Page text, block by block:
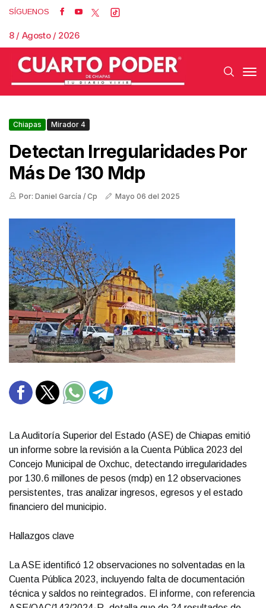
SÍGUENOS
8 / Agosto / 2026
Chiapas Mirador 4
Detectan Irregularidades Por
Más De 130 Mdp
Por: Daniel García / Cp Mayo 06 del 2025
La Auditoría Superior del Estado (ASE) de Chiapas emitió
un informe sobre la revisión a la Cuenta Pública 2023 del
Concejo Municipal de Oxchuc, detectando irregularidades
por 130.6 millones de pesos (mdp) en 12 observaciones
persistentes, tras analizar ingresos, egresos y el estado
financiero del municipio.
Hallazgos clave
La ASE identificó 12 observaciones no solventadas en la
Cuenta Pública 2023, incluyendo falta de documentación
técnica y saldos no reintegrados. El informe, con referencia